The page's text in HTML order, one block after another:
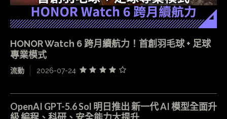
HONOR Watch 6 跨月續航力！首創羽毛球 + 足球
專業模式
流動 2026-07-24
OpenAI GPT-5.6 Sol 明日推出 新一代 AI 模型全面升
級 編程、科研、安全能力大提升